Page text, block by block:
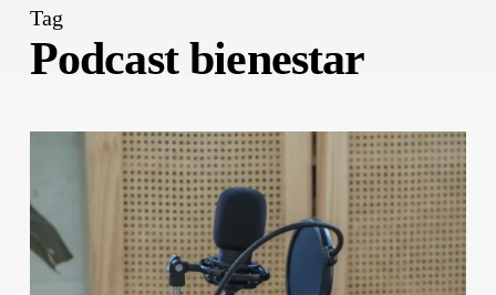
Tag
Podcast bienestar